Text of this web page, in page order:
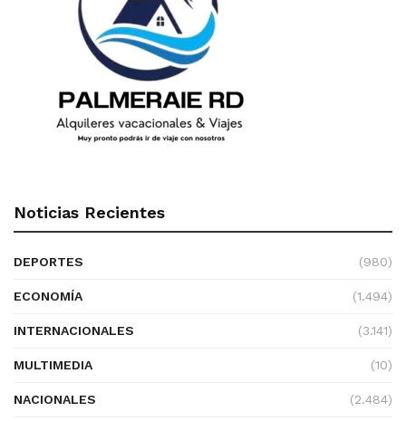
Noticias Recientes
DEPORTES (980)
ECONOMÍA (1.494)
INTERNACIONALES (3.141)
MULTIMEDIA (10)
NACIONALES (2.484)